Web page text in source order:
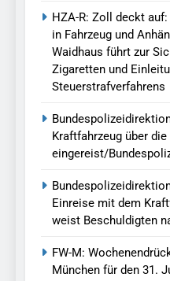
HZA-R: Zoll deckt
in Fahrzeug und
Waidhaus führt zur
Zigaretten und
Steuerstrafverfahrens
Kraftfahrzeug über die
eingereist/
Einreise mit dem
weist Beschuldigten
FW-M:
München für den 31.